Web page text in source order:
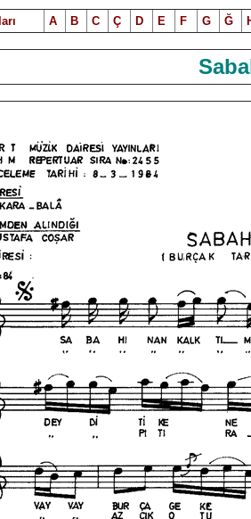
ı A B C Ç D E F G Ğ